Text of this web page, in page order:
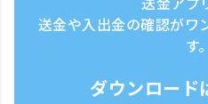
送金や入出金の確認がワ
す。
ダウンロード